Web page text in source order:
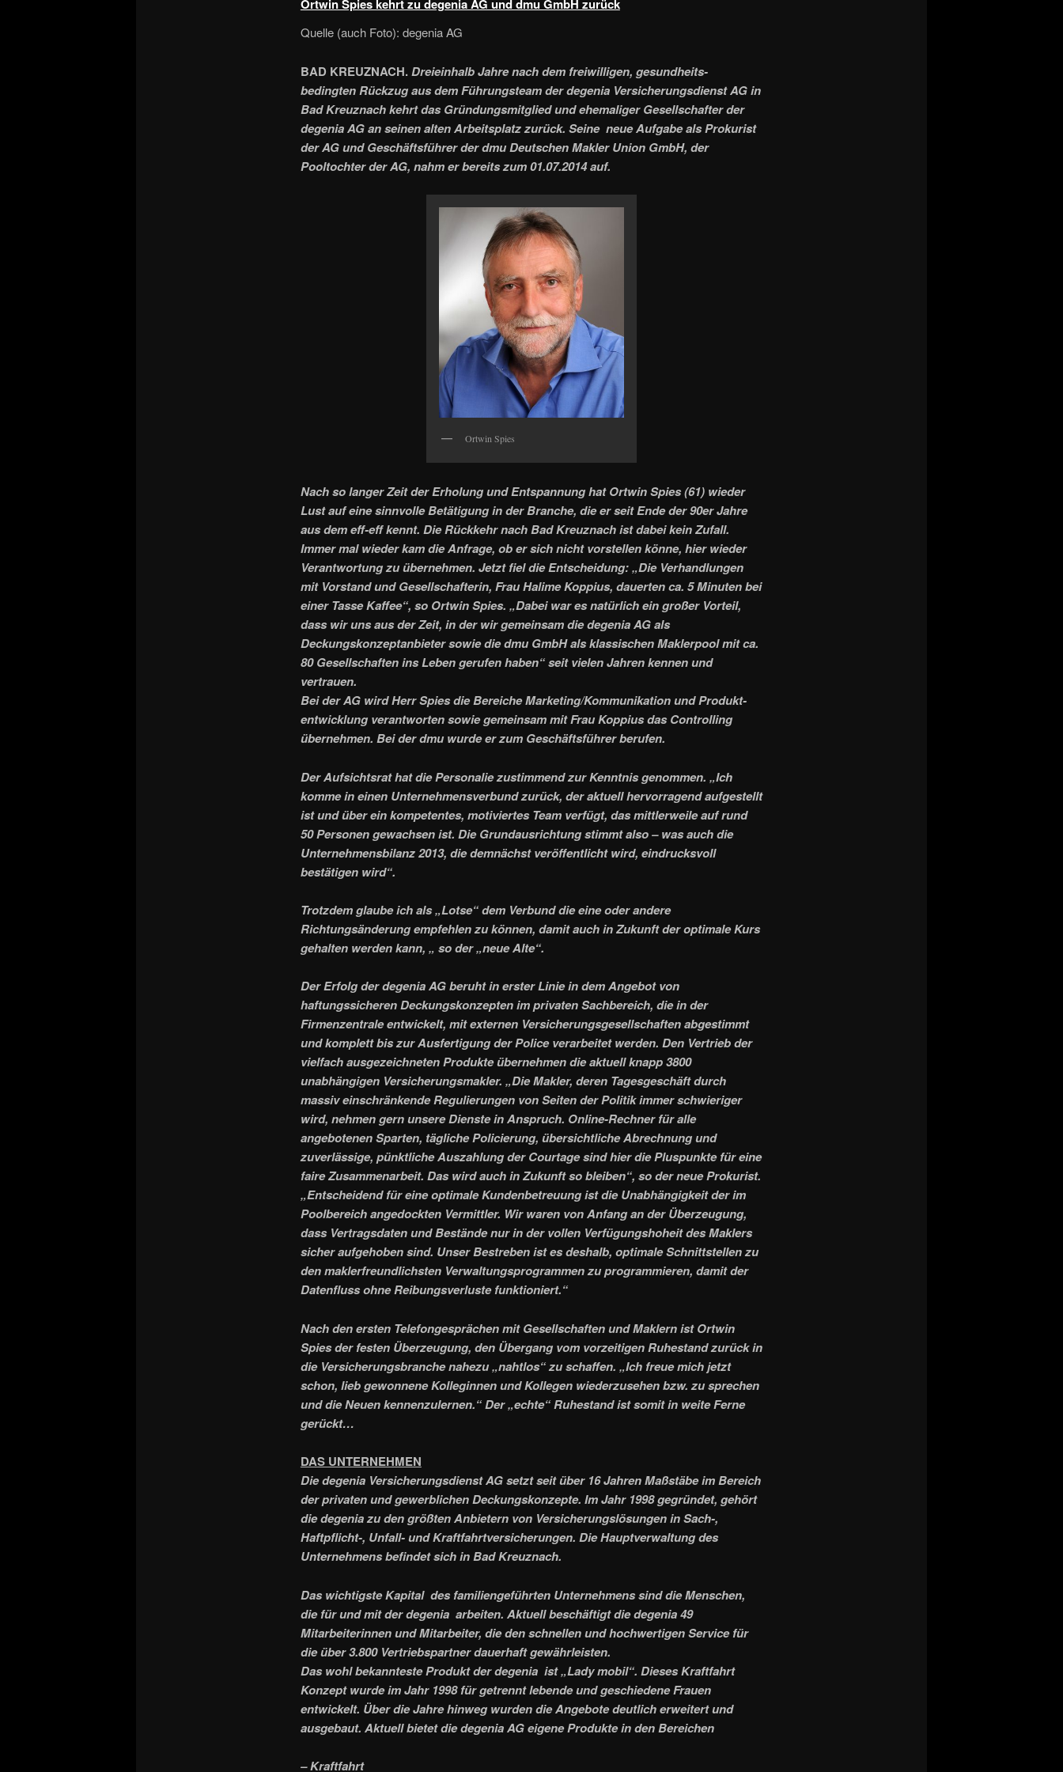
Ortwin Spies kehrt zu degenia AG und dmu GmbH zurück
Quelle (auch Foto): degenia AG
BAD KREUZNACH.Dreieinhalb Jahre nach dem freiwilligen, gesundheits-
bedingten Rückzug aus dem Führungsteam der degenia Versicherungsdienst AG in
Bad Kreuznach kehrt das Gründungsmitglied und ehemaliger Gesellschafter der
degenia AG an seinen alten Arbeitsplatz zurück. Seine neue Aufgabe als Prokurist
der AG und Geschäftsführer der dmu Deutschen Makler Union GmbH, der
Pooltochter der AG, nahm er bereits zum 01.07.2014 auf.
Ortwin Spies
Nach so langer Zeit der Erholung und Entspannung hat Ortwin Spies (61) wieder
Lust auf eine sinnvolle Betätigung in der Branche, die er seit Ende der 90er Jahre
aus dem eff-eff kennt. Die Rückkehr nach Bad Kreuznach ist dabei kein Zufall.
Immer mal wieder kam die Anfrage, ob er sich nicht vorstellen könne, hier wieder
Verantwortung zu übernehmen. Jetzt fiel die Entscheidung: „Die Verhandlungen
mit Vorstand und Gesellschafterin, Frau Halime Koppius, dauerten ca. 5 Minuten bei
einer Tasse Kaffee“, so Ortwin Spies. „Dabei war es natürlich ein großer Vorteil,
dass wir uns aus der Zeit, in der wir gemeinsam die degenia AG als
Deckungskonzeptanbieter sowie die dmu GmbH als klassischen Maklerpool mit ca.
80 Gesellschaften ins Leben gerufen haben“ seit vielen Jahren kennen und
vertrauen.
Bei der AG wird Herr Spies die Bereiche Marketing/Kommunikation und Produkt-
entwicklung verantworten sowie gemeinsam mit Frau Koppius das Controlling
übernehmen. Bei der dmu wurde er zum Geschäftsführer berufen.
Der Aufsichtsrat hat die Personalie zustimmend zur Kenntnis genommen. „Ich
komme in einen Unternehmensverbund zurück, der aktuell hervorragend aufgestellt
ist und über ein kompetentes, motiviertes Team verfügt, das mittlerweile auf rund
50 Personen gewachsen ist. Die Grundausrichtung stimmt also – was auch die
Unternehmensbilanz 2013, die demnächst veröffentlicht wird, eindrucksvoll
bestätigen wird“.
Trotzdem glaube ich als „Lotse“ dem Verbund die eine oder andere
Richtungsänderung empfehlen zu können, damit auch in Zukunft der optimale Kurs
gehalten werden kann, „ so der „neue Alte“.
Der Erfolg der degenia AG beruht in erster Linie in dem Angebot von
haftungssicheren Deckungskonzepten im privaten Sachbereich, die in der
Firmenzentrale entwickelt, mit externen Versicherungsgesellschaften abgestimmt
und komplett bis zur Ausfertigung der Police verarbeitet werden. Den Vertrieb der
vielfach ausgezeichneten Produkte übernehmen die aktuell knapp 3800
unabhängigen Versicherungsmakler. „Die Makler, deren Tagesgeschäft durch
massiv einschränkende Regulierungen von Seiten der Politik immer schwieriger
wird, nehmen gern unsere Dienste in Anspruch. Online-Rechner für alle
angebotenen Sparten, tägliche Policierung, übersichtliche Abrechnung und
zuverlässige, pünktliche Auszahlung der Courtage sind hier die Pluspunkte für eine
faire Zusammenarbeit. Das wird auch in Zukunft so bleiben“, so der neue Prokurist.
„Entscheidend für eine optimale Kundenbetreuung ist die Unabhängigkeit der im
Poolbereich angedockten Vermittler. Wir waren von Anfang an der Überzeugung,
dass Vertragsdaten und Bestände nur in der vollen Verfügungshoheit des Maklers
sicher aufgehoben sind. Unser Bestreben ist es deshalb, optimale Schnittstellen zu
den maklerfreundlichsten Verwaltungsprogrammen zu programmieren, damit der
Datenfluss ohne Reibungsverluste funktioniert.“
Nach den ersten Telefongesprächen mit Gesellschaften und Maklern ist Ortwin
Spies der festen Überzeugung, den Übergang vom vorzeitigen Ruhestand zurück in
die Versicherungsbranche nahezu „nahtlos“ zu schaffen. „Ich freue mich jetzt
schon, lieb gewonnene Kolleginnen und Kollegen wiederzusehen bzw. zu sprechen
und die Neuen kennenzulernen.“ Der „echte“ Ruhestand ist somit in weite Ferne
gerückt…
DAS UNTERNEHMEN
Die degenia Versicherungsdienst AG setzt seit über 16 Jahren Maßstäbe im Bereich
der privaten und gewerblichen Deckungskonzepte. Im Jahr 1998 gegründet, gehört
die degenia zu den größten Anbietern von Versicherungslösungen in Sach-,
Haftpflicht-, Unfall- und Kraftfahrtversicherungen. Die Hauptverwaltung des
Unternehmens befindet sich in Bad Kreuznach.
Das wichtigste Kapital des familiengeführten Unternehmens sind die Menschen,
die für und mit der degenia arbeiten. Aktuell beschäftigt die degenia 49
Mitarbeiterinnen und Mitarbeiter, die den schnellen und hochwertigen Service für
die über 3.800 Vertriebspartner dauerhaft gewährleisten.
Das wohl bekannteste Produkt der degenia ist „Lady mobil“. Dieses Kraftfahrt
Konzept wurde im Jahr 1998 für getrennt lebende und geschiedene Frauen
entwickelt. Über die Jahre hinweg wurden die Angebote deutlich erweitert und
ausgebaut. Aktuell bietet die degenia AG eigene Produkte in den Bereichen
– Kraftfahrt